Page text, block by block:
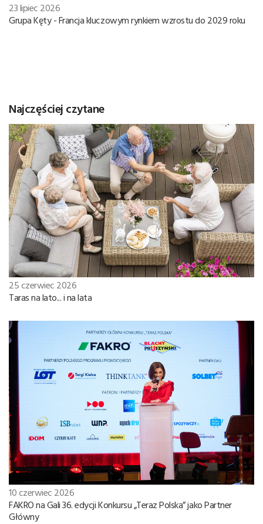
23 lipiec 2026
Grupa Kęty - Francja kluczowym rynkiem wzrostu do 2029 roku
Najczęściej czytane
25 czerwiec 2026
Taras na lato... i na lata
10 czerwiec 2026
FAKRO na Gali 36. edycji Konkursu „Teraz Polska” jako Partner
Główny